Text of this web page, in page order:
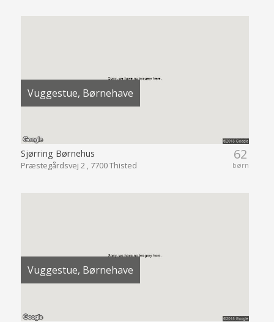
Vuggestue, Børnehave
62
børn
Sjørring Børnehus
Præstegårdsvej 2 , 7700 Thisted
Vuggestue, Børnehave